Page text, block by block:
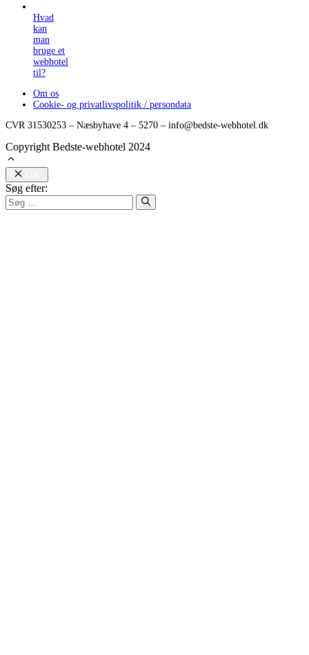
Hvad
kan
man
bruge et
webhotel
til?
Om os
Cookie- og privatlivspolitik / persondata
CVR 31530253 – Næsbyhave 4 – 5270 – info@bedste-webhotel.dk
Copyright Bedste-webhotel 2024
Søg efter: